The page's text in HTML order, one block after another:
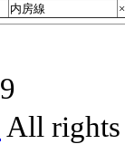
内房線
All rights